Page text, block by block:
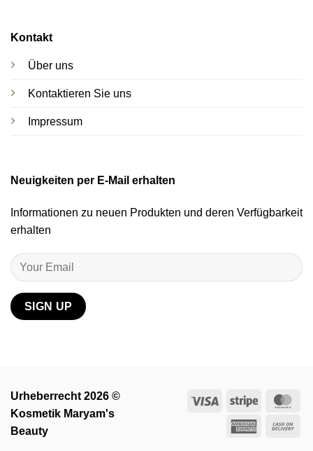
Kontakt
Über uns
Kontaktieren Sie uns
Impressum
Neuigkeiten per E-Mail erhalten
Informationen zu neuen Produkten und deren Verfügbarkeit
erhalten
Urheberrecht 2026 ©
Kosmetik Maryam's
Beauty
Visa Stripe
American